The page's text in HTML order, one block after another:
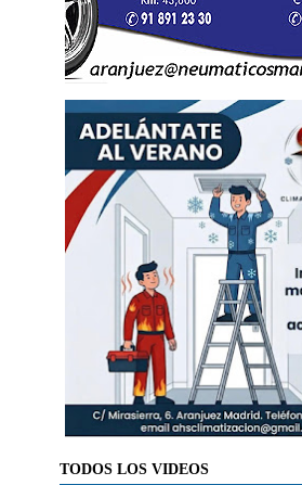
TODOS LOS VIDEOS